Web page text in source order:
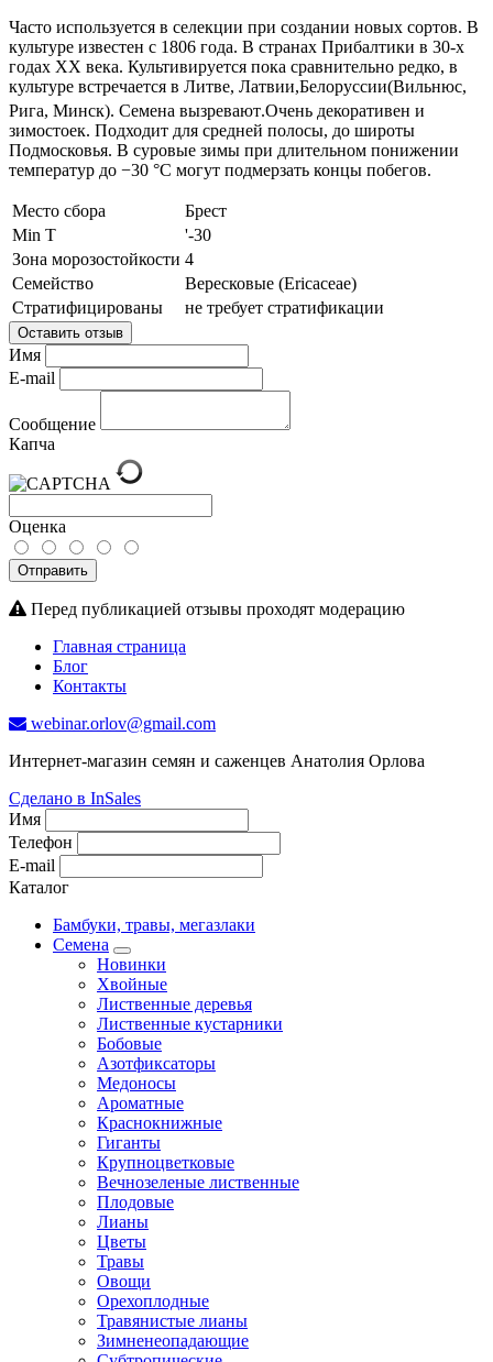
Часто используется в селекции при создании новых сортов. В
культуре известен с 1806 года. В странах Прибалтики в 30-х
годах XX века. Культивируется пока сравнительно редко, в
культуре встречается в Литве, Латвии,Белоруссии(Вильнюс,
Рига, Минск). Семена вызревают.Очень декоративен и
зимостоек. Подходит для средней полосы, до широты
Подмосковья. В суровые зимы при длительном понижении
температур до −30 °С могут подмерзать концы побегов.
Место сбора
Брест
Min T
'-30
Зона морозостойкости 4
Семейство
Вересковые (Ericaceae)
Стратифицированы
не требует стратификации
Оставить отзыв
Имя
E-mail
Сообщение
Капча
Оценка
Отправить
Перед публикацией отзывы проходят модерацию
Главная страница
Блог
Контакты
webinar.orlov@gmail.com
Интернет-магазин семян и саженцев Анатолия Орлова
Сделано в InSales
Имя
Телефон
E-mail
Каталог
Бамбуки, травы, мегазлаки
Семена
Новинки
Хвойные
Лиственные деревья
Лиственные кустарники
Бобовые
Азотфиксаторы
Медоносы
Ароматные
Краснокнижные
Гиганты
Крупноцветковые
Вечнозеленые лиственные
Плодовые
Лианы
Цветы
Травы
Овощи
Орехоплодные
Травянистые лианы
Зимненеопадающие